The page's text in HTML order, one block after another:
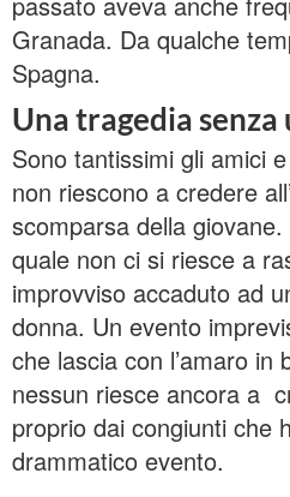
Granada. Da qualche
Spagna.
Una tragedia senza
Sono tantissimi gli amici
non riescono a credere
scomparsa della
quale non ci si riesce a
improvviso accaduto ad
donna. Un evento
che lascia con l’amaro in
nessun riesce ancora a
proprio dai congiunti che
drammatico evento.